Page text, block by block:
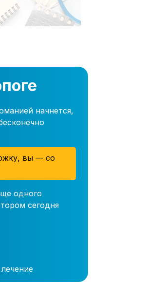
начнется,
вы — со
одного
сегодня